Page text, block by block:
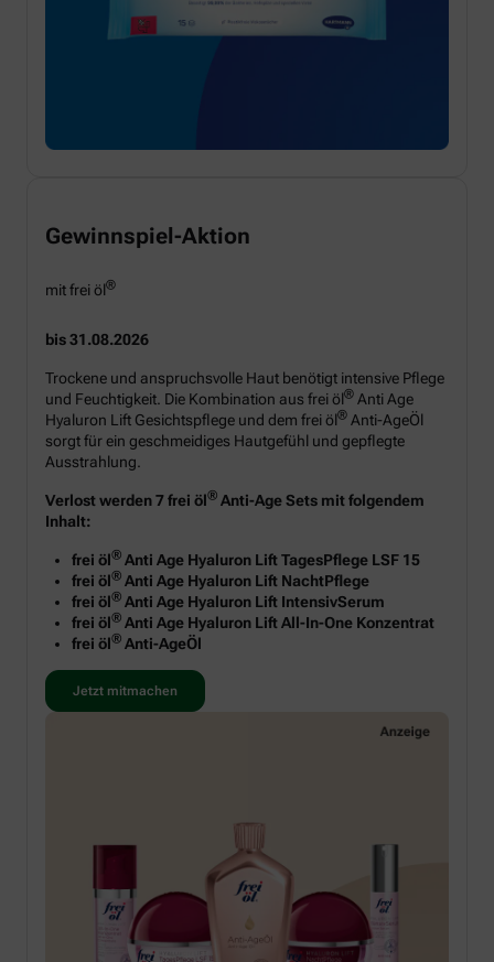
Gewinnspiel-Aktion
mit frei öl®
bis 31.08.2026
Trockene und anspruchsvolle Haut benötigt intensive Pflege
und Feuchtigkeit. Die Kombination aus frei öl® Anti Age
Hyaluron Lift Gesichtspflege und dem frei öl® Anti-AgeÖl
sorgt für ein geschmeidiges Hautgefühl und gepflegte
Ausstrahlung.
Verlost werden 7 frei öl® Anti-Age Sets mit folgendem
Inhalt:
frei öl® Anti Age Hyaluron Lift TagesPflege LSF 15
frei öl® Anti Age Hyaluron Lift NachtPflege
frei öl® Anti Age Hyaluron Lift IntensivSerum
frei öl® Anti Age Hyaluron Lift All-In-One Konzentrat
frei öl® Anti-AgeÖl
Jetzt mitmachen